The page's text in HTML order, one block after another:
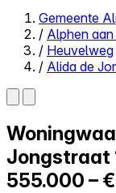
Close menu
Zelf kopen
Alles-in-één
Reviews
Prijzen
Gemeente
/ Alphen aan
/ Heuvelweg
/ Alida de
Jongstraat
555.000 –